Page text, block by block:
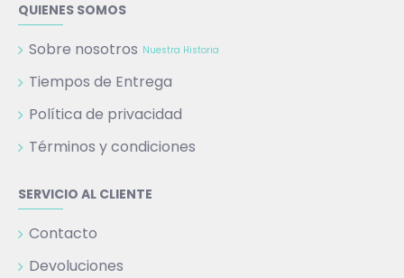
QUIENES SOMOS
Sobre nosotros Nuestra Historia
Tiempos de Entrega
Política de privacidad
Términos y condiciones
SERVICIO AL CLIENTE
Contacto
Devoluciones